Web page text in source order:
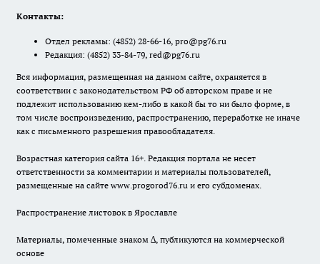
Контакты:
Отдел рекламы: (4852) 28-66-16, pro@pg76.ru
Редакция: (4852) 33-84-79, red@pg76.ru
Вся информация, размещенная на данном сайте, охраняется в
соответствии с законодательством РФ об авторском праве и не
подлежит использованию кем-либо в какой бы то ни было форме, в
том числе воспроизведению, распространению, переработке не иначе
как с письменного разрешения правообладателя.
Возрастная категория сайта 16+. Редакция портала не несет
ответственности за комментарии и материалы пользователей,
размещенные на сайте www.progorod76.ru и его субдоменах.
Распространение листовок в Ярославле
Материалы, помеченные знаком ∆, публикуются на коммерческой
основе